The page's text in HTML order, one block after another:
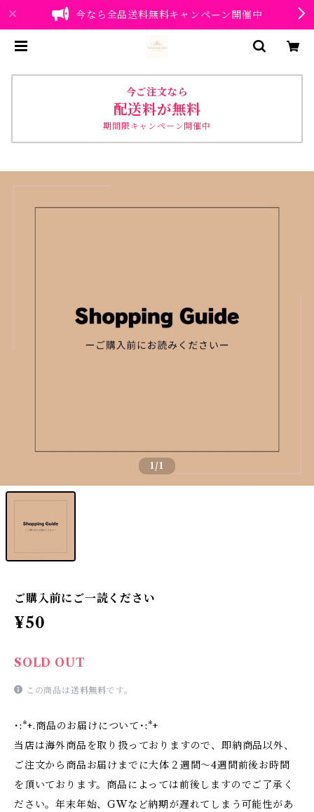
今なら全品送料無料キャンペーン開催中
今ご注文なら
配送料が無料
期間限キャンペーン開催中
1/1
ご購入前にご一読ください
¥50
SOLD OUT
この商品は送料無料です。
･:*+. 商品のお届けについて･:*+
当店は海外商品を取り扱っておりますので、即納商品以外、
ご注文から商品お届けまでに大体２週間〜4週間前後お時間
を頂いております。商品によっては前後しますのでご了承く
ださい。年末年始、GWなど納期が遅れてしまう可能性があ